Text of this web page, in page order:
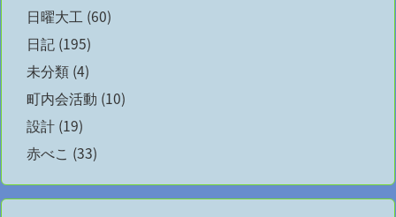
日曜大工 (60)
日記 (195)
未分類 (4)
町内会活動 (10)
設計 (19)
赤べこ (33)